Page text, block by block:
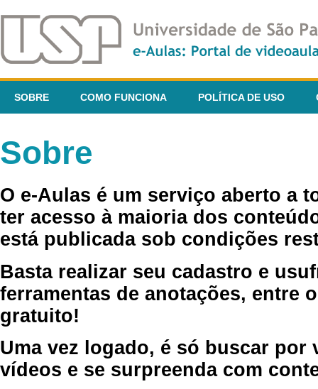
SOBRE COMO FUNCIONA POLÍTICA DE USO
Sobre
O e-Aulas é um serviço aberto a
ter acesso à maioria dos
está publicada sob condições
Basta realizar seu cadastro e
ferramentas de anotações, entre
gratuito!
Uma vez logado, é só buscar por
vídeos e se surpreenda com